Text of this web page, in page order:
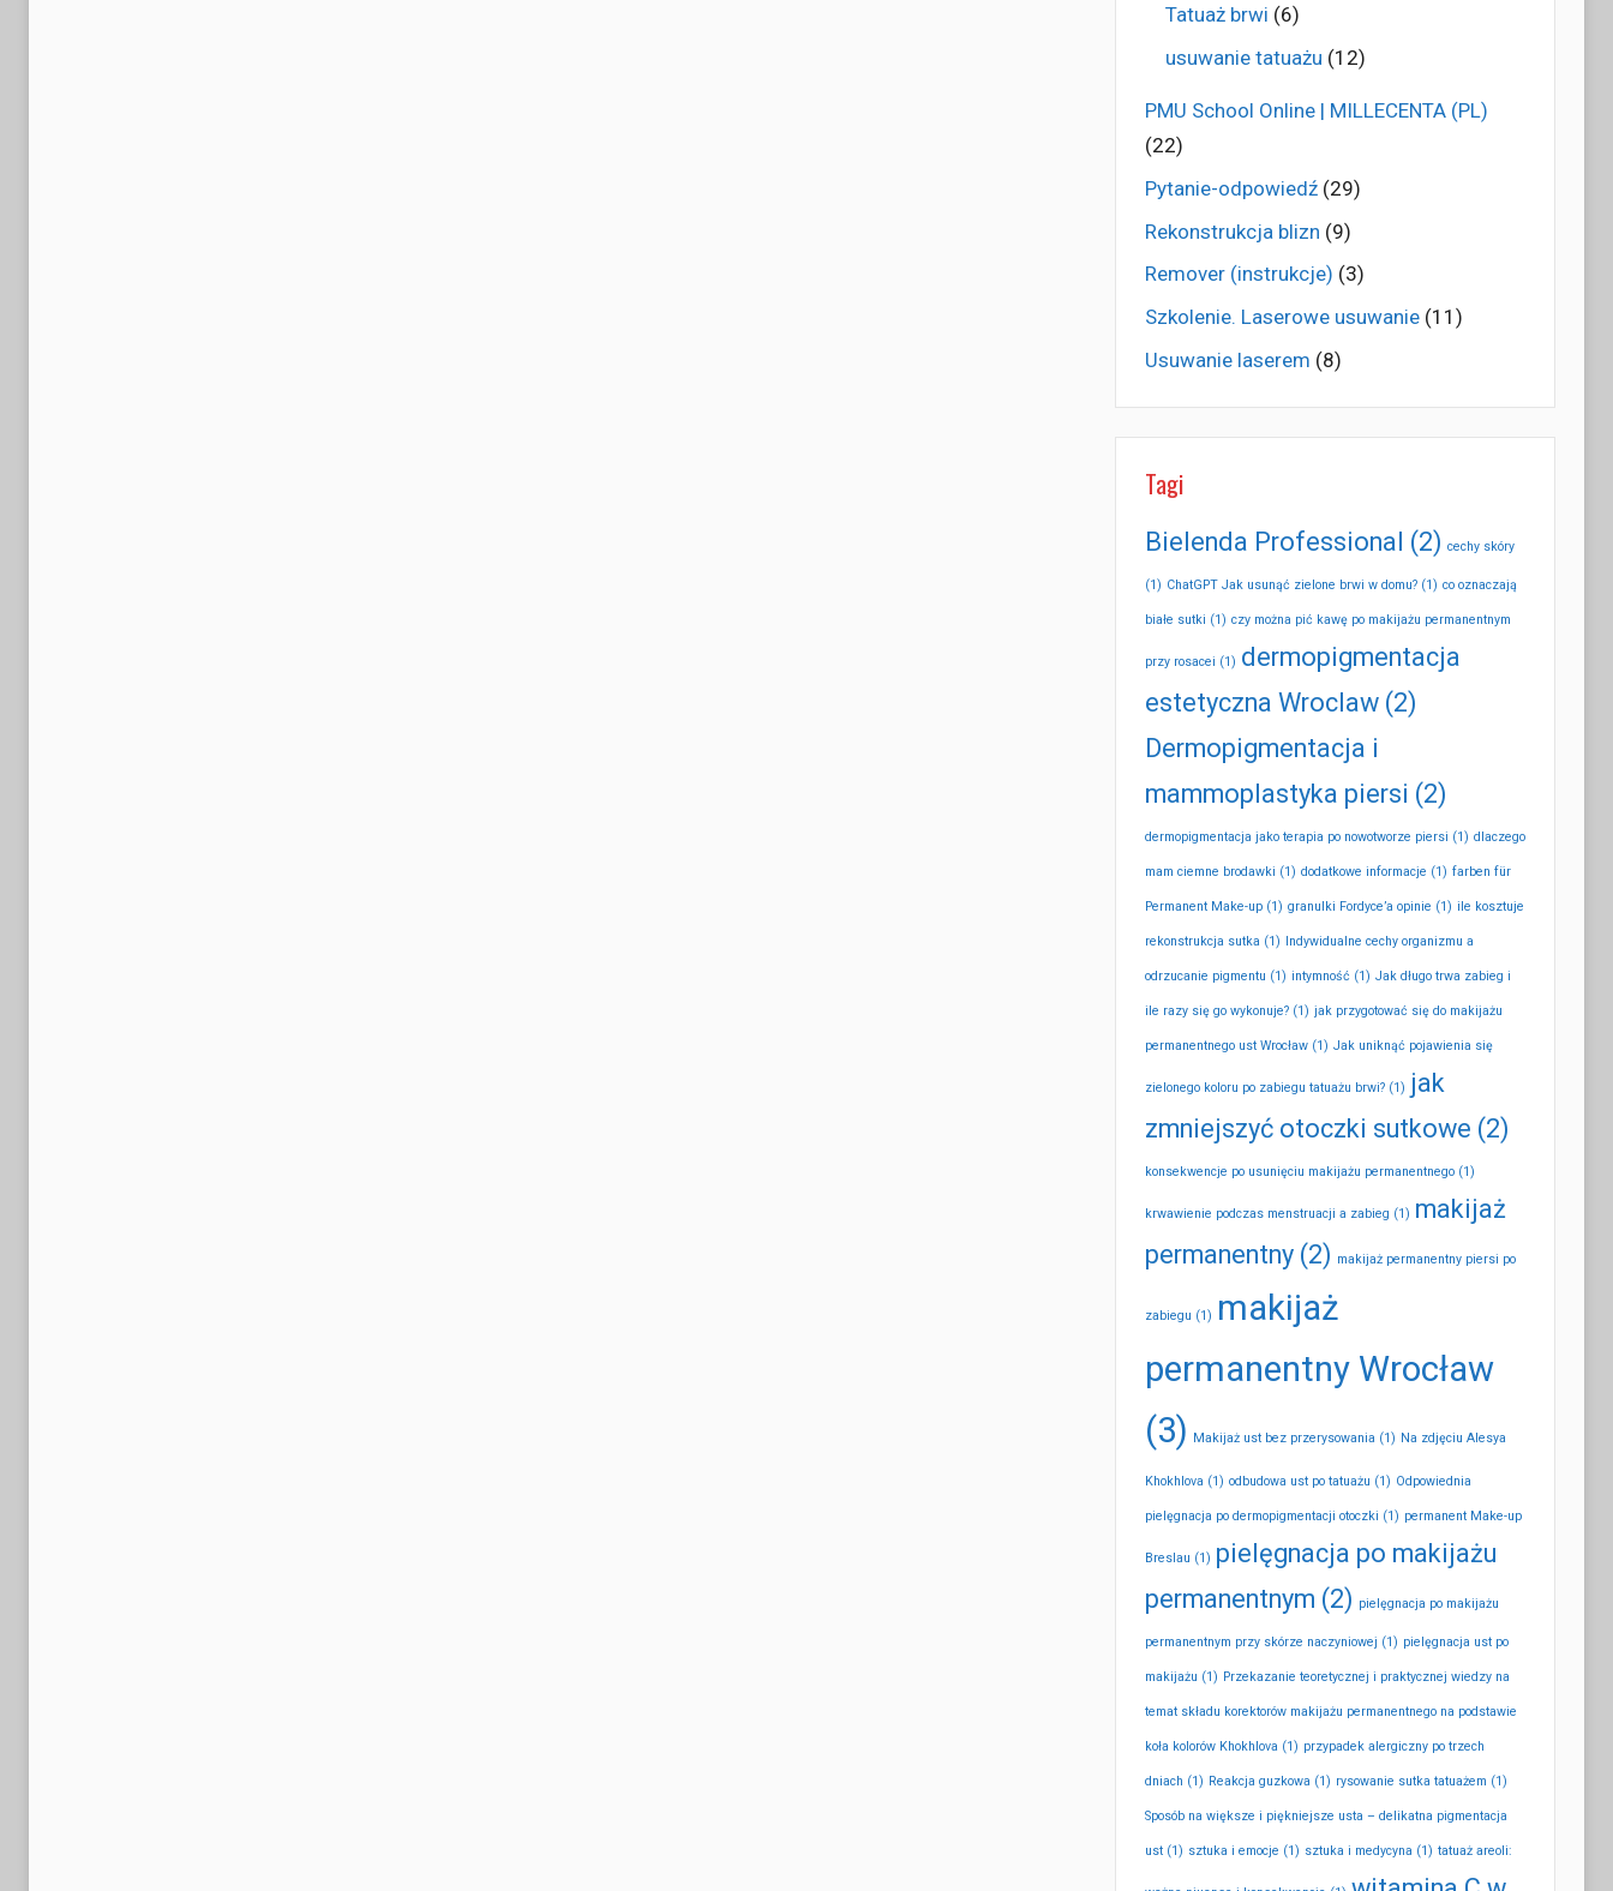
Tatuaż brwi (6)
usuwanie tatuażu (12)
PMU School Online | MILLECENTA (PL)
(22)
Pytanie-odpowiedź(29)
Rekonstrukcja blizn (9)
Remover (instrukcje) (3)
Szkolenie. Laserowe usuwanie(11)
Usuwanie laserem (8)
Tagi
Bielenda Professional (2) cechy skóry
(1) ChatGPT Jak usunąć zielone brwi w domu?(1) co oznaczają
białe sutki (1) czy można pić kawę po makijażu permanentnym
przy rosacei (1) dermopigmentacja
estetyczna Wroclaw(2)
Dermopigmentacja i
mammoplastyka piersi (2)
dermopigmentacja jako terapia po nowotworze piersi (1) dlaczego
mam ciemne brodawki (1) dodatkowe informacje (1) farben für
Permanent Make-up(1) granulki Fordyce’a opinie (1) ile kosztuje
rekonstrukcja sutka (1) Indywidualne cechy organizmu a
odrzucanie pigmentu (1) intymność(1) Jak długo trwa zabieg i
ile razy się go wykonuje?(1) jak przygotować się do makijażu
permanentnego ust Wrocław(1) Jak uniknąć pojawienia się
zielonego koloru po zabiegu tatuażu brwi?(1) jak
zmniejszyć otoczki sutkowe (2)
konsekwencje po usunięciu makijażu permanentnego(1)
krwawienie podczas menstruacji a zabieg (1) makijaż
permanentny(2) makijaż permanentny piersi po
zabiegu (1) makijaż
permanentny Wrocław
(3) Makijaż ust bez przerysowania (1) Na zdjęciu Alesya
Khokhlova (1) odbudowa ust po tatuażu (1) Odpowiednia
pielęgnacja po dermopigmentacji otoczki (1) permanent Make-up
Breslau (1) pielęgnacja po makijażu
permanentnym (2) pielęgnacja po makijażu
permanentnym przy skórze naczyniowej (1) pielęgnacja ust po
makijażu (1) Przekazanie teoretycznej i praktycznej wiedzy na
temat składu korektorów makijażu permanentnego na podstawie
koła kolorów Khokhlova (1) przypadek alergiczny po trzech
dniach (1) Reakcja guzkowa (1) rysowanie sutka tatuażem (1)
Sposób na większe i piękniejsze usta – delikatna pigmentacja
ust(1) sztuka i emocje (1) sztuka i medycyna (1) tatuaż areoli: